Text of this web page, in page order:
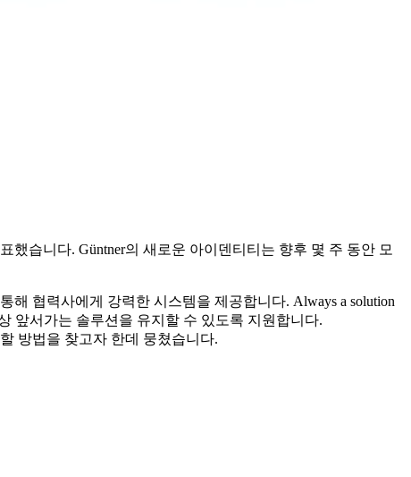
습니다. Güntner의 새로운 아이덴티티는 향후 몇 주 동안 모
협력사에게 강력한 시스템을 제공합니다. Always a solution
앞서가는 솔루션을 유지할 수 있도록 지원합니다.
방법을 찾고자 한데 뭉쳤습니다.